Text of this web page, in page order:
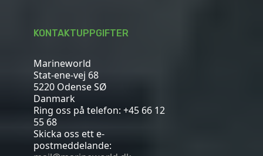
KONTAKTUPPGIFTER
Marineworld
Stat-ene-vej 68
5220 Odense SØ
Danmark
Ring oss på telefon: +45 66 12
55 68
Skicka oss ett e-
postmeddelande: